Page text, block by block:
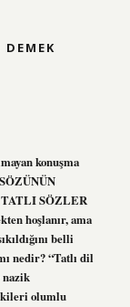
konuşma
SÖZLER
hoşlanır, ama
belli
nedir? “Tatlı dil
nazik
olumlu